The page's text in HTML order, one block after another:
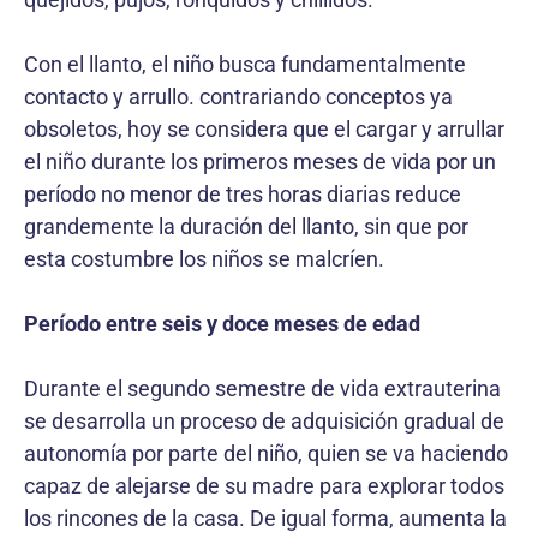
Con el llanto, el niño busca fundamentalmente
contacto y arrullo. contrariando conceptos ya
obsoletos, hoy se considera que el cargar y arrullar
el niño durante los primeros meses de vida por un
período no menor de tres horas diarias reduce
grandemente la duración del llanto, sin que por
esta costumbre los niños se malcríen.
Período entre seis y doce meses de edad
Durante el segundo semestre de vida extrauterina
se desarrolla un proceso de adquisición gradual de
autonomía por parte del niño, quien se va haciendo
capaz de alejarse de su madre para explorar todos
los rincones de la casa. De igual forma, aumenta la